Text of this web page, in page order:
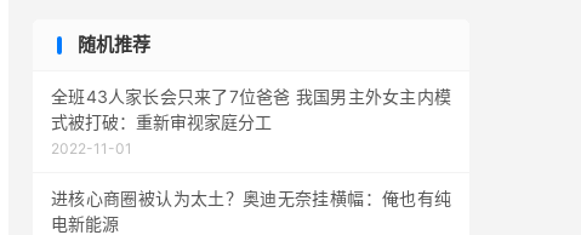
随机推荐
全班43人家长会只来了7位爸爸 我国男主外女主内模
式被打破：重新审视家庭分工
2022-11-01
进核心商圈被认为太土？奥迪无奈挂横幅：俺也有纯
电新能源